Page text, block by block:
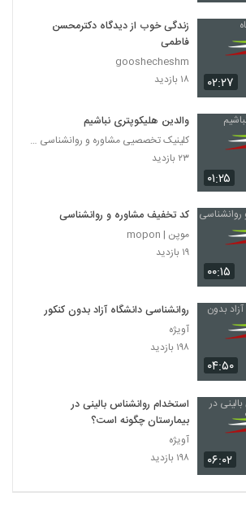
۰۲:۲۷
زندگی خوب از دیدگاه دکترمحسن
فاطمی
gooshecheshm
۱۸ بازدید
۰۱:۲۵
والدین هلیکوپتری نباشیم
کلینیک تخصصیی مشاوره و روانشناسی خانواده ایرانی
۲۳ بازدید
۰۰:۱۵
کد تخفیف مشاوره و روانشناسی
موپن | mopon
۱۹ بازدید
۰۴:۵۰
روانشناسی دانشگاه آزاد بدون کنکور
آویژه
۱۹۸ بازدید
۰۶:۰۲
استخدام روانشناس بالینی در
بیمارستان چگونه است؟
آویژه
۱۹۸ بازدید